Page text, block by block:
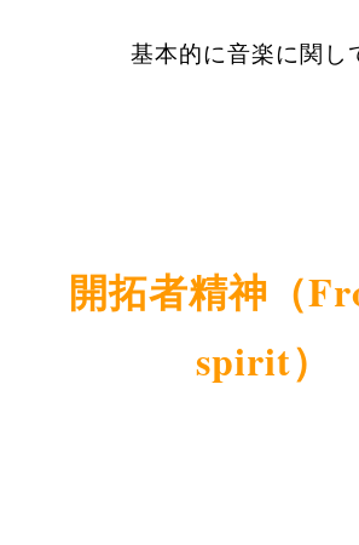
基本的に音楽に関し
開拓者精神 （
spirit）